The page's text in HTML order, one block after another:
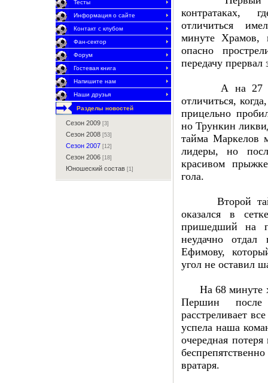
Тесты
Информация о сайте
Контакт с клубом
Фан-сектор
Форум
Гостевая книга
Напишите нам
Наши друзья
Разделы новостей
Сезон 2009 [3]
Сезон 2008 [53]
Сезон 2007 [12]
Сезон 2006 [18]
Юношеский состав [1]
контратаках,
отличиться
минуте Храмов,
опасно
передачу
А на 27
отличиться,
прицельно
но Трункин
тайма Маркелов
лидеры, но
красивом
гола.
Второй тайм
оказался в
пришедший на
неудачно
Ефимову,
угол не оставил
На 68 минуте
Першин
расстреливает
успела наша
очередная
вратаря.